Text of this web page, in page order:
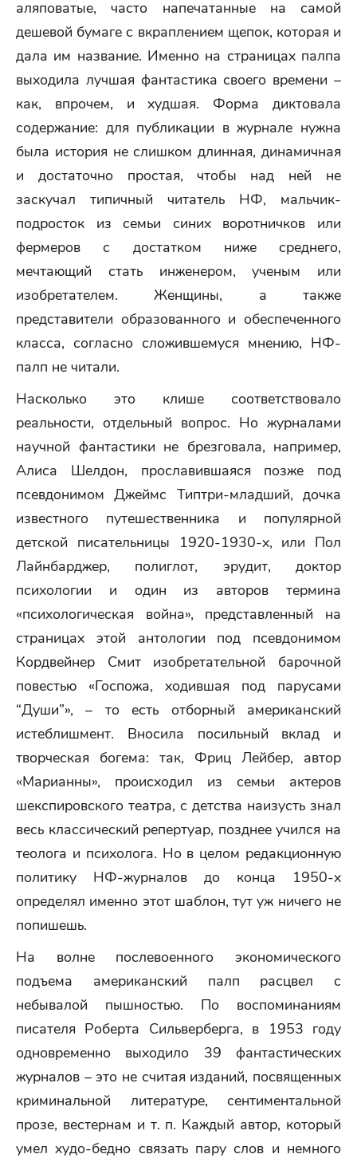
аляповатые, часто напечатанные на самой
дешевой бумаге с вкраплением щепок, которая и
дала им название. Именно на страницах палпа
выходила лучшая фантастика своего времени –
как, впрочем, и худшая. Форма диктовала
содержание: для публикации в журнале нужна
была история не слишком длинная, динамичная
и достаточно простая, чтобы над ней не
заскучал типичный читатель НФ, мальчик-
подросток из семьи синих воротничков или
фермеров с достатком ниже среднего,
мечтающий стать инженером, ученым или
изобретателем. Женщины, а также
представители образованного и обеспеченного
класса, согласно сложившемуся мнению, НФ-
палп не читали.
Насколько это клише соответствовало
реальности, отдельный вопрос. Но журналами
научной фантастики не брезговала, например,
Алиса Шелдон, прославившаяся позже под
псевдонимом Джеймс Типтри-младший, дочка
известного путешественника и популярной
детской писательницы 1920-1930-х, или Пол
Лайнбарджер, полиглот, эрудит, доктор
психологии и один из авторов термина
«психологическая война», представленный на
страницах этой антологии под псевдонимом
Кордвейнер Смит изобретательной барочной
повестью «Госпожа, ходившая под парусами
“Души”», – то есть отборный американский
истеблишмент. Вносила посильный вклад и
творческая богема: так, Фриц Лейбер, автор
«Марианны», происходил из семьи актеров
шекспировского театра, с детства наизусть знал
весь классический репертуар, позднее учился на
теолога и психолога. Но в целом редакционную
политику НФ-журналов до конца 1950-х
определял именно этот шаблон, тут уж ничего не
попишешь.
На волне послевоенного экономического
подъема американский палп расцвел с
небывалой пышностью. По воспоминаниям
писателя Роберта Сильверберга, в 1953 году
одновременно выходило 39 фантастических
журналов – это не считая изданий, посвященных
криминальной литературе, сентиментальной
прозе, вестернам и т. п. Каждый автор, который
умел худо-бедно связать пару слов и немного